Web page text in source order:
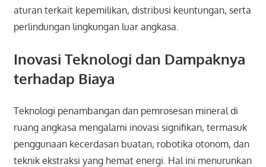
aturan terkait kepemilikan, distribusi keuntungan, serta
perlindungan lingkungan luar angkasa.
Inovasi Teknologi dan Dampaknya
terhadap Biaya
Teknologi penambangan dan pemrosesan mineral di
ruang angkasa mengalami inovasi signifikan, termasuk
penggunaan kecerdasan buatan, robotika otonom, dan
teknik ekstraksi yang hemat energi. Hal ini menurunkan